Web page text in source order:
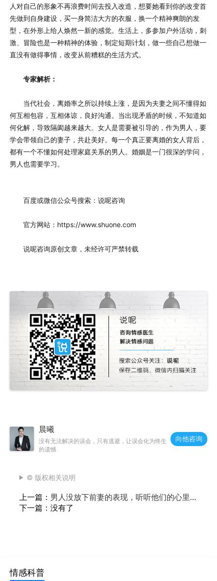
人对自己的形象不再浪费时间去投入改造，想要她看到你的改变首
先做到自身建设，买一身简洁大方的衣服，换一个精神爽朗的发
型，在外形上给人焕然一新的感觉。生活上，多参加户外活动，刺
激、冒险也是一种精神的体验，制定短期计划，做一些自己想做一
直没有做得事情，改变从前糟糕的生活方式。
专家解析：
当代社会，离婚率之所以持续上涨，是因为夫妻之间不懂得如
何互相包容，互相体谅，良好沟通。当出现矛盾的时候，不知道如
何化解，导致隔阂越来越大。女人是需要被引导的，作为男人，要
学会带领自己的妻子，共赴美好。每一个真正要离婚的女人背后，
都有一个不懂如何处理家庭关系的男人。婚姻是一门很深的学问，
男人也需要学习。
百度或微信公众号搜索：说呢咨询
官方网站：https://www.shuone.com
说呢咨询原创文章，未经许可严禁转载
晨曦
没有无法解决的误会，只有逃避，让误会化为终生
的遗憾
向他咨询
© 版权相关说明
上一篇： 男人没放下前妻的表现，听听他们的心里
话
下一篇：没有了
情感科普